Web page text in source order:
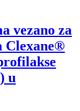
vezano za
Clexane®
u